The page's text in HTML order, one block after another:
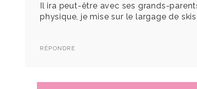
Il ira peut-être avec ses grands-
physique, je mise sur le largage de
RÉPONDRE